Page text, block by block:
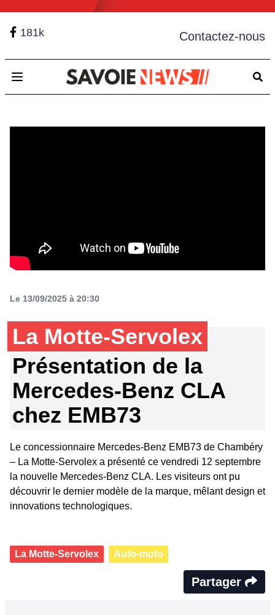
181k Contactez-nous
Open main menu
Le 13/09/2025 à 20:30
La Motte-Servolex
Présentation de la
Mercedes-Benz CLA
chez EMB73
Le concessionnaire Mercedes-Benz EMB73 de Chambéry
– La Motte-Servolex a présenté ce vendredi 12 septembre
la nouvelle Mercedes-Benz CLA. Les visiteurs ont pu
découvrir le dernier modèle de la marque, mêlant design et
innovations technologiques.
La Motte-Servolex Auto-moto
Partager